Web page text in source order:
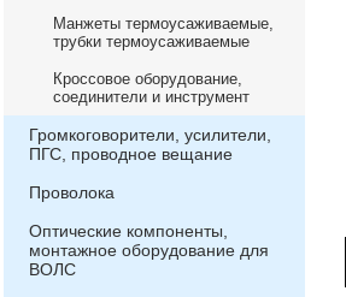
Манжеты термоусаживаемые,
трубки термоусаживаемые
Кроссовое оборудование,
соединители и инструмент
Громкоговорители, усилители,
ПГС, проводное вещание
Проволока
Оптические компоненты,
монтажное оборудование для
ВОЛС